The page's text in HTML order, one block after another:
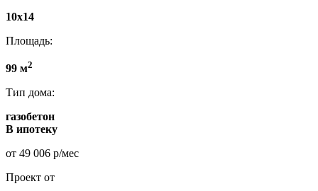
10x14
Площадь:
99 м2
Тип дома:
газобетон
В ипотеку
от 49 006 р/мес
Проект от